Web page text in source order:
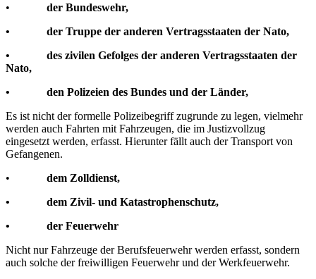
• der Bundeswehr,
• der Truppe der anderen Vertragsstaaten der Nato,
• des zivilen Gefolges der anderen Vertragsstaaten der
Nato,
• den Polizeien des Bundes und der Länder,
Es ist nicht der formelle Polizeibegriff zugrunde zu legen, vielmehr
werden auch Fahrten mit Fahrzeugen, die im Justizvollzug
eingesetzt werden, erfasst. Hierunter fällt auch der Transport von
Gefangenen.
• dem Zolldienst,
• dem Zivil- und Katastrophenschutz,
• der Feuerwehr
Nicht nur Fahrzeuge der Berufsfeuerwehr werden erfasst, sondern
auch solche der freiwilligen Feuerwehr und der Werkfeuerwehr.